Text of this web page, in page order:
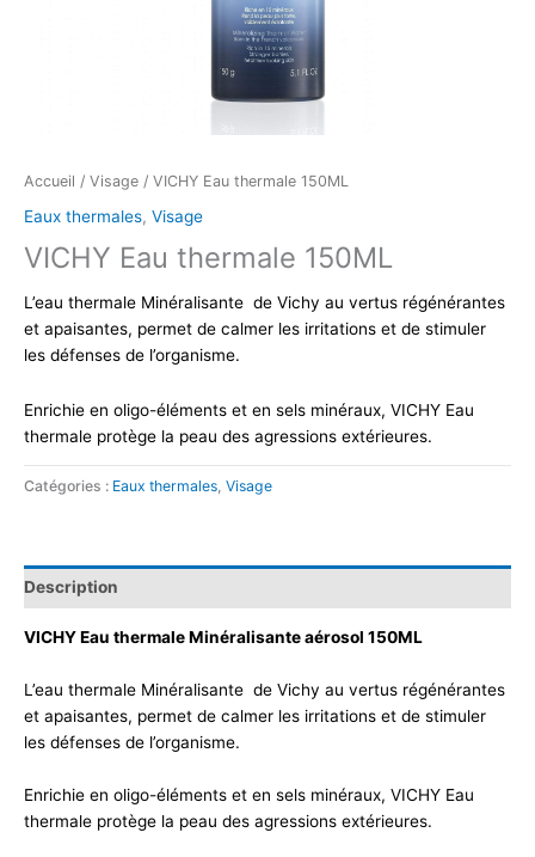
Accueil / Visage / VICHY Eau thermale 150ML
Eaux thermales, Visage
VICHY Eau thermale 150ML
L’eau thermale Minéralisante de Vichy au vertus régénérantes
et apaisantes, permet de calmer les irritations et de stimuler
les défenses de l’organisme.
Enrichie en oligo-éléments et en sels minéraux, VICHY Eau
thermale protège la peau des agressions extérieures.
Catégories : Eaux thermales, Visage
Description
VICHY Eau thermale Minéralisante aérosol 150ML
L’eau thermale Minéralisante de Vichy au vertus régénérantes
et apaisantes, permet de calmer les irritations et de stimuler
les défenses de l’organisme.
Enrichie en oligo-éléments et en sels minéraux, VICHY Eau
thermale protège la peau des agressions extérieures.